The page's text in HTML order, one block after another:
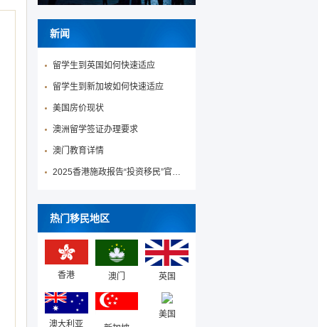
新闻
留学生到英国如何快速适应
留学生到新加坡如何快速适应
美国房价现状
澳洲留学签证办理要求
澳门教育详情
2025香港施政报告“投资移民”官宣降低投资移民门槛！
热门移民地区
香港 澳门 英国
澳大利亚
美国